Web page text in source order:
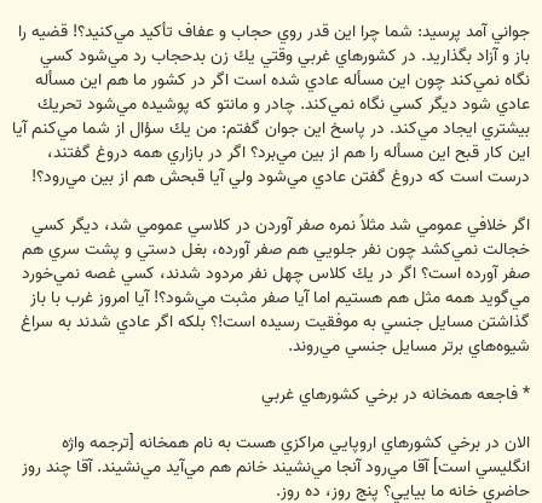
جواني آمد پرسيد: شما چرا اين قدر روي حجاب و عفاف تأكيد مي‌كنيد؟! قضيه را
باز و آزاد بگذاريد. در كشورهاي غربي وقتي يك زن بدحجاب رد مي‌شود كسي
نگاه نمي‌كند چون اين مسأله عادي شده است اگر در كشور ما هم اين مسأله
عادي شود ديگر كسي نگاه نمي‌كند. چادر و مانتو كه پوشيده مي‌شود تحريك
بيشتري ايجاد مي‌كند. در پاسخ اين جوان گفتم: من يك سؤال از شما مي‌كنم آيا
اين كار قبح اين مسأله را هم از بين مي‌برد؟ اگر در بازاري همه دروغ گفتند،
درست است كه دروغ گفتن عادي مي‌شود ولي آيا قبحش هم از بين مي‌رود؟!
اگر خلافي عمومي شد مثلاً نمره صفر آوردن در كلاسي عمومي شد، ديگر كسي
خجالت نمي‌كشد چون نفر جلويي هم صفر آورده، بغل دستي و پشت سري هم
صفر آورده است؟ اگر در يك كلاس چهل نفر مردود شدند، كسي غصه نمي‌خورد
مي‌گويد همه مثل هم هستيم اما آيا صفر مثبت مي‌شود؟! آيا امروز غرب با باز
گذاشتن مسايل جنسي به موفقيت رسيده است!؟ بلكه اگر عادي شدند به سراغ
شيوه‌هاي برتر مسايل جنسي مي‌روند.
* فاجعه همخانه در برخي كشورهاي غربي
الان در برخي كشورهاي اروپايي مراكزي هست به نام همخانه [ترجمه واژه
انگليسي است] آقا مي‌رود آنجا مي‌نشيند خانم هم مي‌آيد مي‌نشيند. آقا چند روز
حاضري خانه ما بيايي؟ پنج روز، ده روز.